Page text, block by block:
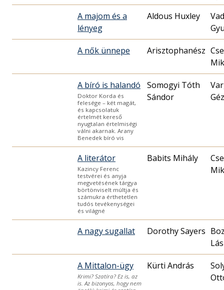
A majom és a
lényeg
Aldous Huxley
A nők ünnepe
A bíró is halandó
Doktor Korda és
felesége – két magát,
és kapcsolatuk
értelmét kereső
nyugtalan értelmiségi
válni akarnak. Arany
Benedek bíró vis
Somogyi Tóth
Sándor
A literátor
Kazincy Ferenc
testvérei és anyja
megvetésének tárgya
börtönviselt múltja és
számukra érthetetlen
tudós tevékenységei
és világné
Babits Mihály
A nagy sugallat Dorothy Sayers
A Mittalon-ügy
Krimi? Szatíra? Ez is, az
is. Az bizonyos, hogy nem
Kürti András